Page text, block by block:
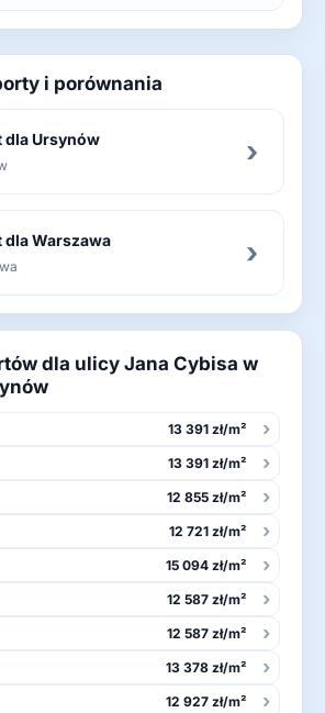
i porównania
dla Ursynów ›
dla Warszawa ›
dla ulicy Jana Cybisa w
13 391 zł/m² ›
13 391 zł/m² ›
12 855 zł/m² ›
12 721 zł/m² ›
15 094 zł/m² ›
12 587 zł/m² ›
12 587 zł/m² ›
13 378 zł/m² ›
12 927 zł/m² ›